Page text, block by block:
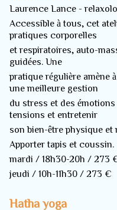
Laurence Lance -
Accessible à tous, cet
pratiques corporelles
et respiratoires, auto-
guidées. Une
pratique régulière amène
une meilleure gestion
du stress et des
tensions et entretenir
son bien-être physique et
Apporter tapis et coussin.
mardi / 18h30-20h / 273
jeudi / 10h-11h30 / 273 €
Hatha yoga